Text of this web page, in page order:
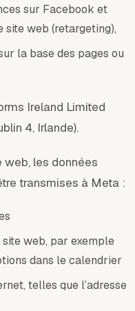
sur Facebook et
site web (retargeting),
la base des pages ou
Ireland Limited
4, Irlande).
web, les données
transmises à Meta :
web, par exemple
dans le calendrier
telles que l’adresse